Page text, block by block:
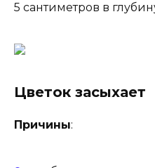
5 сантиметров в
Цветок засыхает
Причины: